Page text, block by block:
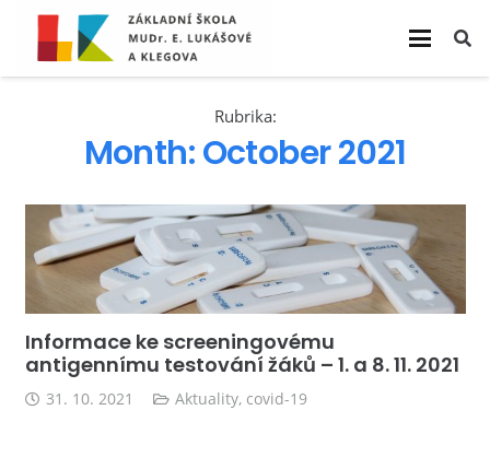
Rubrika:
Month:October 2021
Informace ke screeningovému
antigennímu testování žáků – 1. a 8. 11. 2021
31. 10. 2021 Aktuality, covid-19